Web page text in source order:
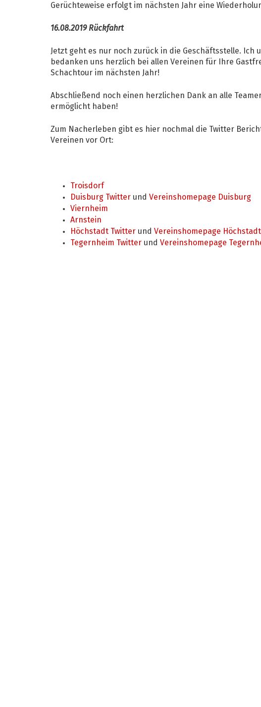
Gerüchteweise erfolgt im nächsten Jahr eine
16.08.2019 Rückfahrt
Jetzt geht es nur noch zurück in die Geschäftsstelle. Ich
bedanken uns herzlich bei allen Vereinen für Ihre
Schachtour im nächsten Jahr!
Abschließend noch einen herzlichen Dank an alle
ermöglicht haben!
Zum Nacherleben gibt es hier nochmal die Twitter
Vereinen vor Ort:
Troisdorf
Duisburg Twitter und Vereinshomepage Duisburg
Viernheim
Arnstein
Höchstadt Twitter und Vereinshomepage Höchstadt
Tegernheim Twitter und Vereinshomepage